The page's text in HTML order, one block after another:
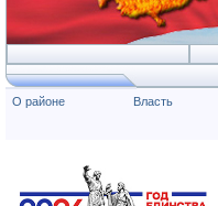
О районе Власть